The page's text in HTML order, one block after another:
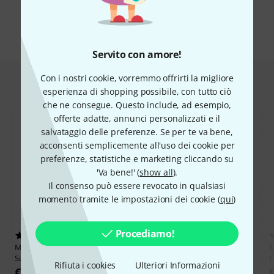
Servito con amore!
Con i nostri cookie, vorremmo offrirti la migliore
esperienza di shopping possibile, con tutto ciò
che ne consegue. Questo include, ad esempio,
offerte adatte, annunci personalizzati e il
salvataggio delle preferenze. Se per te va bene,
acconsenti semplicemente all'uso dei cookie per
preferenze, statistiche e marketing cliccando su
'Va bene!' (show all).
Il consenso può essere revocato in qualsiasi
momento tramite le impostazioni dei cookie (qui)
Procediamo!
Rifiuta i cookies Ulteriori Informazioni
Tutte le marche
Hot Deals
Manfrotto272B Background
Support 3-Sect
AmaranHalo 60x
€ 111
Miglior prezzo degli
-8%